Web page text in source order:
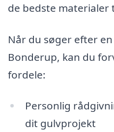
de bedste materialer
Når du søger efter
Bonderup, kan du
fordele:
Personlig
dit gulvprojekt